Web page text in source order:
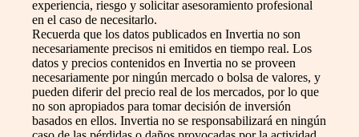
experiencia, riesgo y solicitar asesoramiento profesional
en el caso de necesitarlo.
Recuerda que los datos publicados en Invertia no son
necesariamente precisos ni emitidos en tiempo real. Los
datos y precios contenidos en Invertia no se proveen
necesariamente por ningún mercado o bolsa de valores, y
pueden diferir del precio real de los mercados, por lo que
no son apropiados para tomar decisión de inversión
basados en ellos. Invertia no se responsabilizará en ningún